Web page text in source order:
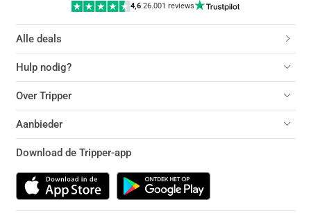
4,6|26.001 reviews
Alle deals
Hulp nodig?
Over Tripper
Aanbieder
Download de Tripper-app